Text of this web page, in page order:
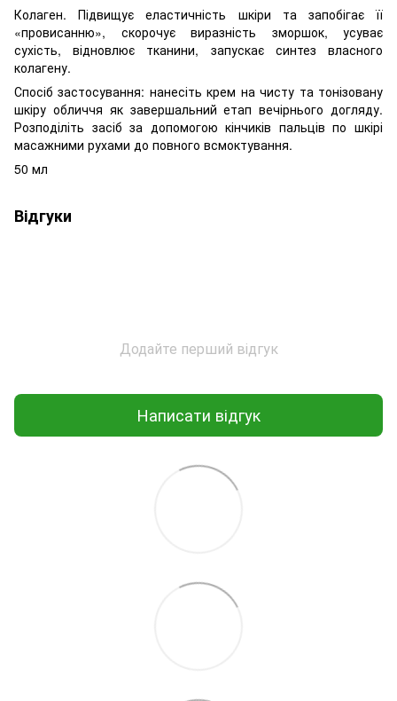
Колаген. Підвищує еластичність шкіри та запобігає її
«провисанню», скорочує виразність зморшок, усуває
сухість, відновлює тканини, запускає синтез власного
колагену.
Спосіб застосування: нанесіть крем на чисту та тонізовану
шкіру обличчя як завершальний етап вечірнього догляду.
Розподіліть засіб за допомогою кінчиків пальців по шкірі
масажними рухами до повного всмоктування.
50 мл
Відгуки
Додайте перший відгук
Написати відгук